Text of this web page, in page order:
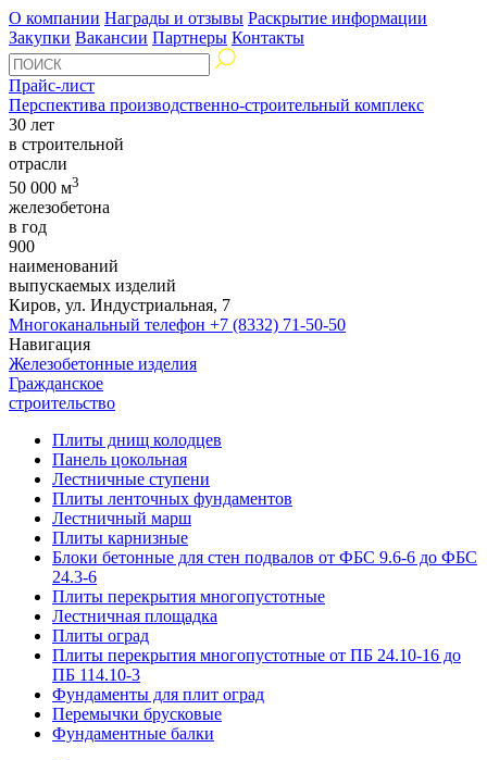
О компании Награды и отзывы Раскрытие информации
Закупки Вакансии Партнеры Контакты
Прайс-лист
Перспектива производственно-строительный комплекс
30 лет
в строительной
отрасли
50 000 м3
железобетона
в год
900
наименований
выпускаемых изделий
Киров, ул. Индустриальная, 7
Многоканальный телефон +7 (8332) 71-50-50
Навигация
Железобетонные изделия
Гражданское
строительство
Плиты днищ колодцев
Панель цокольная
Лестничные ступени
Плиты ленточных фундаментов
Лестничный марш
Плиты карнизные
Блоки бетонные для стен подвалов от ФБС 9.6-6 до ФБС
24.3-6
Плиты перекрытия многопустотные
Лестничная площадка
Плиты оград
Плиты перекрытия многопустотные от ПБ 24.10-16 до
ПБ 114.10-3
Фундаменты для плит оград
Перемычки брусковые
Фундаментные балки